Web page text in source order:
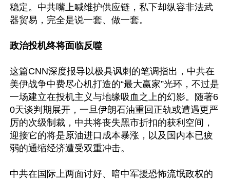
稳定。中共嘴上喊维护供应链，私下却纵容非法武
器贸易，完全是说一套、做一套。
政治投机终将面临反噬
这篇CNN深度报导以极具讽刺的笔调指出，中共在
美伊战争中费尽心机打造的“最大赢家”光环，不过是
一场建立在投机主义与地缘吸血之上的幻影。随著6
0天谈判期展开，一旦伊朗石油重回正轨或遭遇更严
厉的次级制裁，中共将丧失黑市折扣的获利空间，
迎接它的将是原油进口成本暴涨，以及国内本已疲
弱的通缩经济遭受双重冲击。
中共在国际上两面讨好、暗中军援恐怖流氓政权的